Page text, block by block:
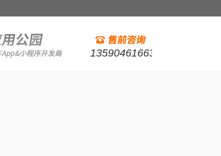
13590461663